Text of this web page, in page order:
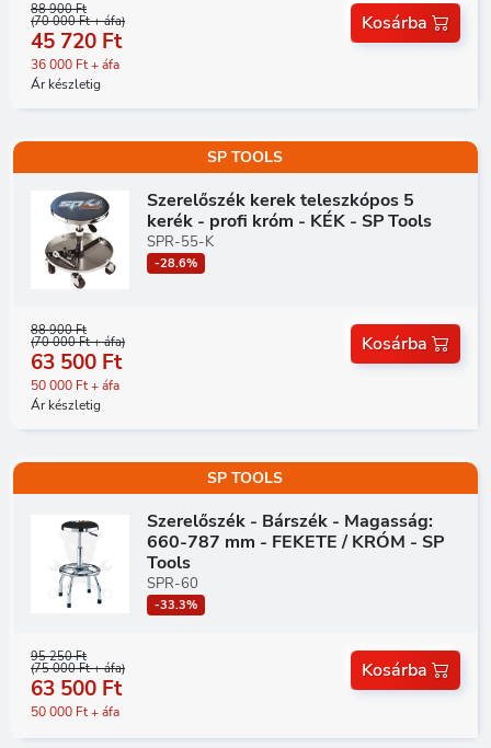
88 900 Ft
(70 000 Ft + áfa)
45 720 Ft
36 000 Ft + áfa
Ár készletig
Kosárba
SP TOOLS
Szerelőszék kerek teleszkópos 5
kerék - profi króm - KÉK - SP Tools
SPR-55-K
-28.6%
88 900 Ft
(70 000 Ft + áfa)
63 500 Ft
50 000 Ft + áfa
Ár készletig
Kosárba
SP TOOLS
Szerelőszék - Bárszék - Magasság:
660-787 mm - FEKETE / KRÓM - SP
Tools
SPR-60
-33.3%
95 250 Ft
(75 000 Ft + áfa)
63 500 Ft
50 000 Ft + áfa
Kosárba